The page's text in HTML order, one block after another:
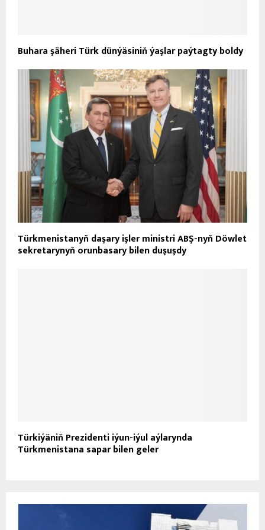
Buhara şäheri Türk dünýäsiniň ýaşlar paýtagty boldy
Türkmenistanyň daşary işler ministri ABŞ-nyň Döwlet
sekretarynyň orunbasary bilen duşuşdy
Türkiýäniň Prezidenti iýun-iýul aýlarynda
Türkmenistana sapar bilen geler